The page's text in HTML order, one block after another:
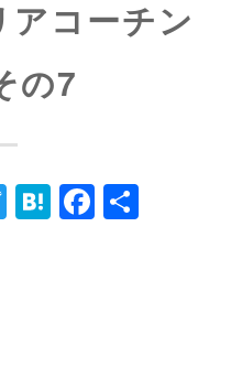
コーチン
の7
Twitter
Hatena共